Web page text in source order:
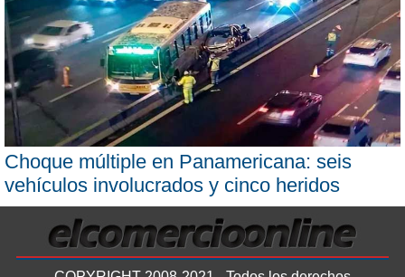
Choque múltiple en Panamericana: seis
vehículos involucrados y cinco heridos